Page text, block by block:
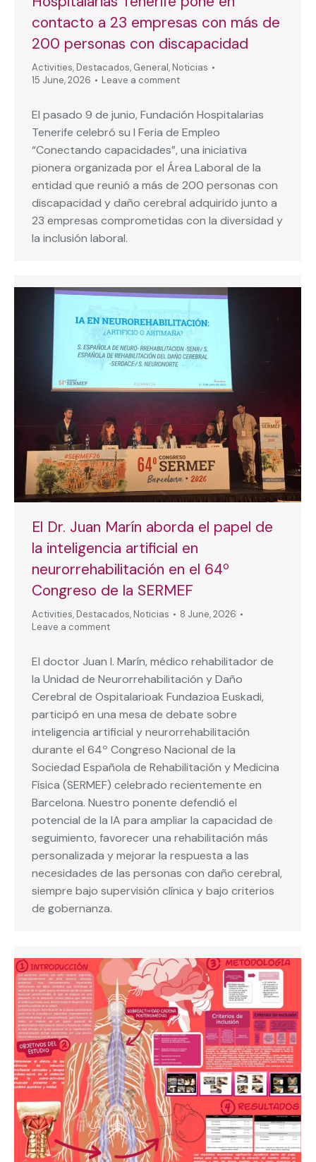
contacto a 23 empresas con más de
200 personas con discapacidad
Activities, Destacados, General, Noticias
15 June, 2026
Leave a comment
El pasado 9 de junio, Fundación Hospitalarias
Tenerife celebró su I Feria de Empleo
“Conectando capacidades”, una iniciativa
pionera organizada por el Área Laboral de la
entidad que reunió a más de 200 personas con
discapacidad y daño cerebral adquirido junto a
23 empresas comprometidas con la diversidad y
la inclusión laboral.
El Dr. Juan Marín aborda el papel de
la inteligencia artificial en
neurorrehabilitación en el 64º
Congreso de la SERMEF
Activities, Destacados, Noticias
8 June, 2026
Leave a comment
El doctor Juan I. Marín, médico rehabilitador de
la Unidad de Neurorrehabilitación y Daño
Cerebral de Ospitalarioak Fundazioa Euskadi,
participó en una mesa de debate sobre
inteligencia artificial y neurorrehabilitación
durante el 64º Congreso Nacional de la
Sociedad Española de Rehabilitación y Medicina
Física (SERMEF) celebrado recientemente en
Barcelona. Nuestro ponente defendió el
potencial de la IA para ampliar la capacidad de
seguimiento, favorecer una rehabilitación más
personalizada y mejorar la respuesta a las
necesidades de las personas con daño cerebral,
siempre bajo supervisión clínica y bajo criterios
de gobernanza.